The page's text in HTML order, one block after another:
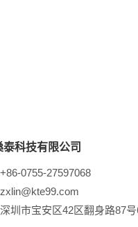
科技有限公司
0755-27597068
圳市宝安区42区翻身路87号